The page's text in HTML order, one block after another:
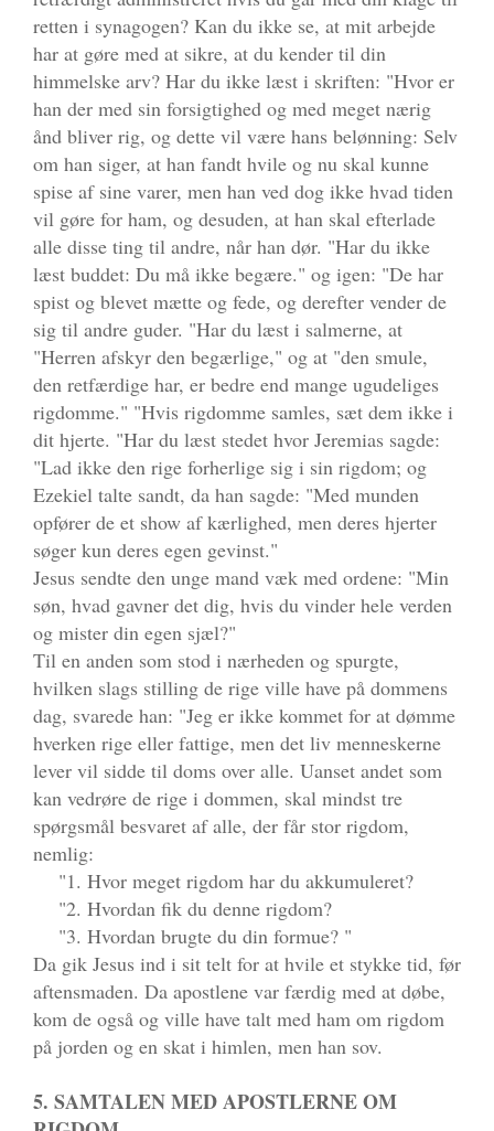
retten i synagogen? Kan du ikke se, at mit arbejde
har at gøre med at sikre, at du kender til din
himmelske arv? Har du ikke læst i skriften: "Hvor er
han der med sin forsigtighed og med meget nærig
ånd bliver rig, og dette vil være hans belønning: Selv
om han siger, at han fandt hvile og nu skal kunne
spise af sine varer, men han ved dog ikke hvad tiden
vil gøre for ham, og desuden, at han skal efterlade
alle disse ting til andre, når han dør. "Har du ikke
læst buddet: Du må ikke begære." og igen: "De har
spist og blevet mætte og fede, og derefter vender de
sig til andre guder. "Har du læst i salmerne, at
"Herren afskyr den begærlige," og at "den smule,
den retfærdige har, er bedre end mange ugudeliges
rigdomme." "Hvis rigdomme samles, sæt dem ikke i
dit hjerte. "Har du læst stedet hvor Jeremias sagde:
"Lad ikke den rige forherlige sig i sin rigdom; og
Ezekiel talte sandt, da han sagde: "Med munden
opfører de et show af kærlighed, men deres hjerter
søger kun deres egen gevinst."
Jesus sendte den unge mand væk med ordene: "Min
søn, hvad gavner det dig, hvis du vinder hele verden
og mister din egen sjæl?"
Til en anden som stod i nærheden og spurgte,
hvilken slags stilling de rige ville have på dommens
dag, svarede han: "Jeg er ikke kommet for at dømme
hverken rige eller fattige, men det liv menneskerne
lever vil sidde til doms over alle. Uanset andet som
kan vedrøre de rige i dommen, skal mindst tre
spørgsmål besvaret af alle, der får stor rigdom,
nemlig:
"1. Hvor meget rigdom har du akkumuleret?
"2. Hvordan fik du denne rigdom?
"3. Hvordan brugte du din formue? "
Da gik Jesus ind i sit telt for at hvile et stykke tid, før
aftensmaden. Da apostlene var færdig med at døbe,
kom de også og ville have talt med ham om rigdom
på jorden og en skat i himlen, men han sov.
5. SAMTALEN MED APOSTLERNE OM